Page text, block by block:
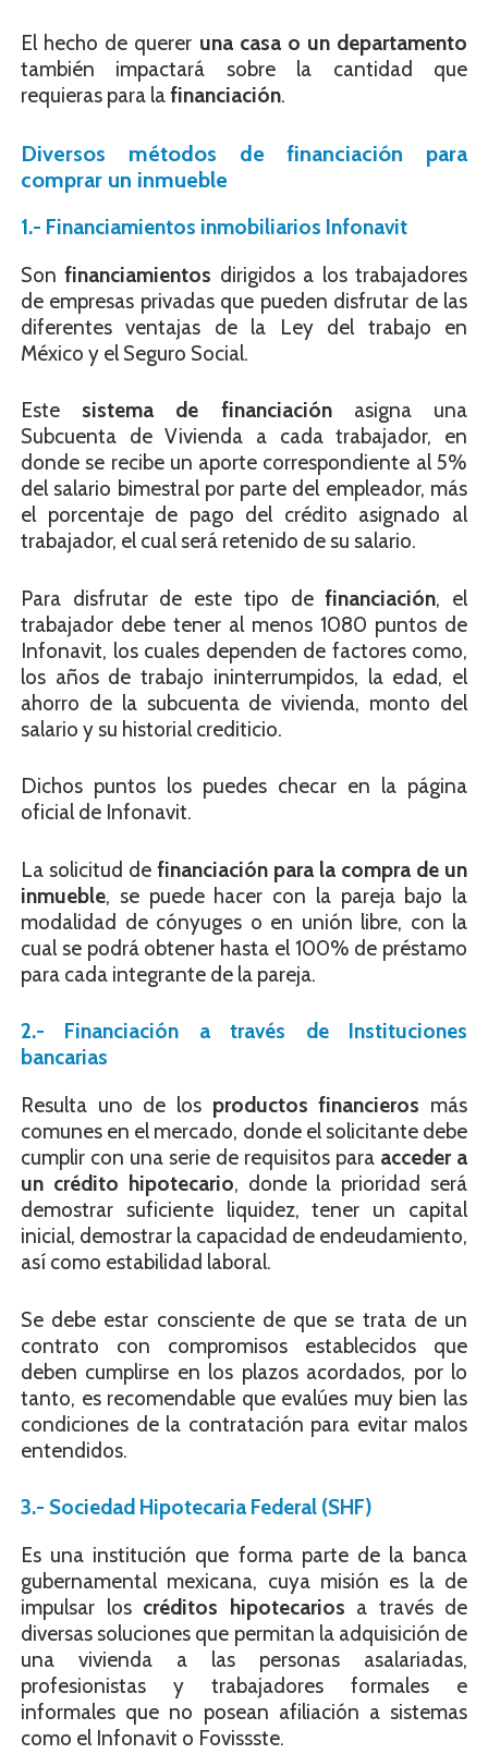
El hecho de querer una casa o un departamento
también impactará sobre la cantidad que
requieras para lafinanciación.
Diversos métodos de financiación para
comprar un inmueble
1.- Financiamientos inmobiliarios Infonavit
Sonfinanciamientos dirigidos a los trabajadores
de empresas privadas que pueden disfrutar de las
diferentes ventajas de la Ley del trabajo en
México y el Seguro Social.
Este sistema de financiaciónasigna una
Subcuenta de Vivienda a cada trabajador, en
donde se recibe un aporte correspondiente al 5%
del salario bimestral por parte del empleador, más
el porcentaje de pago del crédito asignado al
trabajador, el cual será retenido de su salario.
Para disfrutar de este tipo definanciación, el
trabajador debe tener al menos 1080 puntos de
Infonavit, los cuales dependen de factores como,
los años de trabajo ininterrumpidos, la edad, el
ahorro de la subcuenta de vivienda, monto del
salario y su historial crediticio.
Dichos puntos los puedes checar en la página
oficial de Infonavit.
La solicitud de financiación para la compra de un
inmueble, se puede hacer con la pareja bajo la
modalidad de cónyuges o en unión libre, con la
cual se podrá obtener hasta el 100% de préstamo
para cada integrante de la pareja.
2.- Financiación a través de Instituciones
bancarias
Resulta uno de los productos financieros más
comunes en el mercado, donde el solicitante debe
cumplir con una serie de requisitos para acceder a
un crédito hipotecario, donde la prioridad será
demostrar suficiente liquidez, tener un capital
inicial, demostrar la capacidad de endeudamiento,
así como estabilidad laboral.
Se debe estar consciente de que se trata de un
contrato con compromisos establecidos que
deben cumplirse en los plazos acordados, por lo
tanto, es recomendable que evalúes muy bien las
condiciones de la contratación para evitar malos
entendidos.
3.- Sociedad Hipotecaria Federal (SHF)
Es una institución que forma parte de la banca
gubernamental mexicana, cuya misión es la de
impulsar los créditos hipotecarios a través de
diversas soluciones que permitan la adquisición de
una vivienda a las personas asalariadas,
profesionistas y trabajadores formales e
informales que no posean afiliación a sistemas
como el Infonavit o Fovissste.